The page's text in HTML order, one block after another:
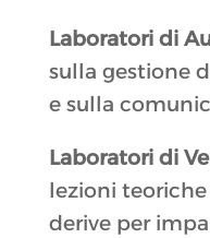
Laboratori di
sulla gestione
e sulla
Laboratori di
lezioni
derive per